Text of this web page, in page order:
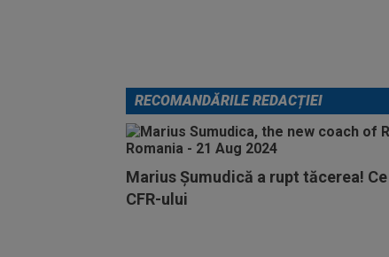
RECOMANDĂRILE REDACȚIEI
Marius Șumudică a rupt tăcerea!
CFR-ului